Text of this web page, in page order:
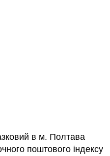
в м. Полтава
поштового індексу